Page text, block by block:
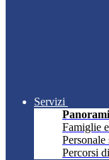
Servizi
Famiglie
Personale
Percorsi